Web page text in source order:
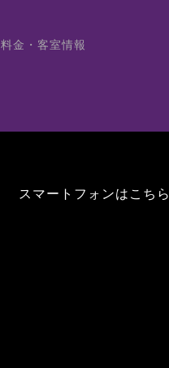
料金・客室情報
スマートフォンはこちら